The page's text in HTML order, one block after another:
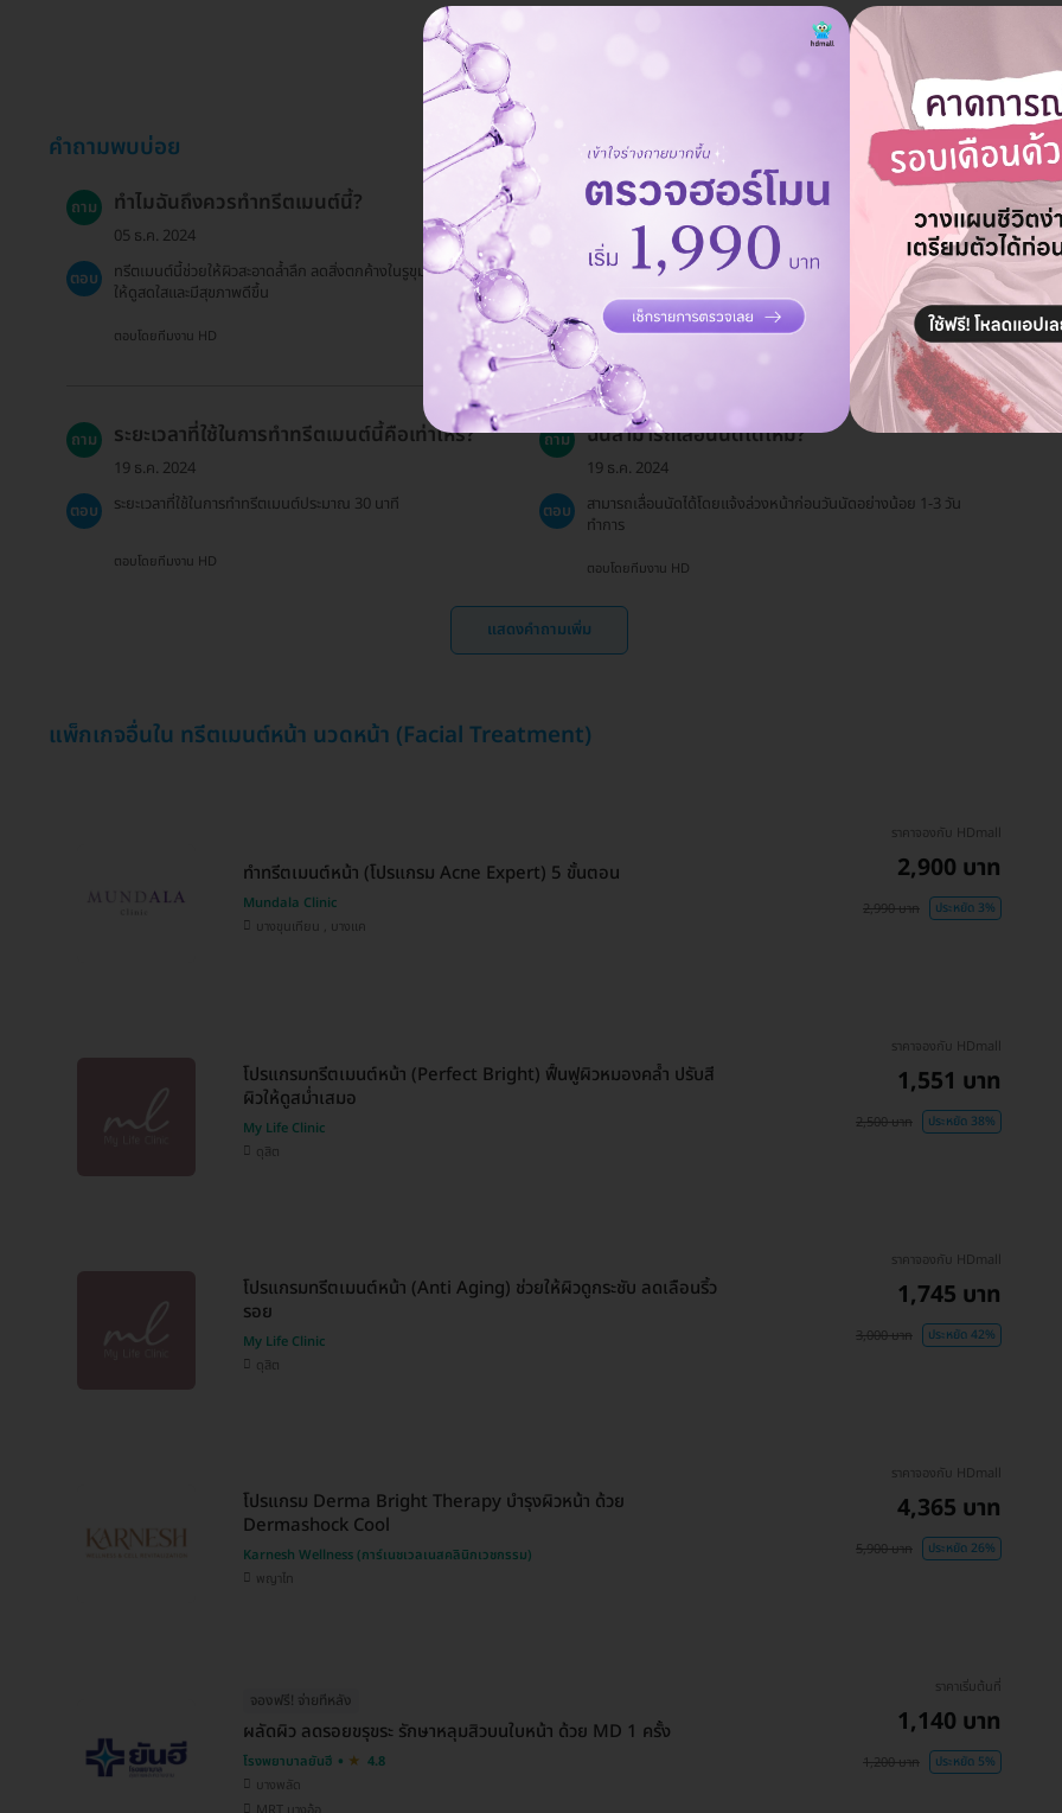
คำถามพบบ่อย
ถาม ทำไมฉันถึงควรทำทรีตเมนต์นี้?
05 ธ.ค. 2024
ตอบ
ทรีตเมนต์นี้ช่วยให้ผิวสะอาดล้ำลึก ลดสิ่งตกค้างในรูขุมขน และฟื้นฟูผิว
ให้ดูสดใสและมีสุขภาพดีขึ้น
ตอบโดยทีมงาน HD
ฉันจะต้องทำกี่ครั้งจึงจะเห็นผลลัพธ์ที่ดีที่สุด?
19 ธ.ค. 2024
ผลลัพธ์ที่ดีที่สุดอาจแตกต่างกันไปในแต่ละบุคคล โดยทั่วไปแนะนำให้ทำ
1 ครั้งทุก 1-2 เดือน
ตอบโดยทีมงาน HD
ถาม ระยะเวลาที่ใช้ในการทำทรีตเมนต์นี้คือเท่าไหร่?
19 ธ.ค. 2024
ตอบ
ระยะเวลาที่ใช้ในการทำทรีตเมนต์ประมาณ 30 นาที
ตอบโดยทีมงาน HD
ถาม ฉันสามารถเลื่อนนัดได้ไหม?
19 ธ.ค. 2024
ตอบ
สามารถเลื่อนนัดได้โดยแจ้งล่วงหน้าก่อนวันนัดอย่างน้อย 1-3 วัน
ทำการ
ตอบโดยทีมงาน HD
แสดงคำถามเพิ่ม
แพ็กเกจอื่นใน ทรีตเมนต์หน้า นวดหน้า (Facial Treatment)
ทำทรีตเมนต์หน้า (โปรแกรม Acne Expert) 5 ขั้นตอน
Mundala Clinic
บางขุนเทียน , บางแค
ราคาจองกับ HDmall
2,900 บาท
2,990 บาท ประหยัด 3%
โปรแกรมทรีตเมนต์หน้า (Perfect Bright) ฟื้นฟูผิวหมองคล้ำ ปรับสี
ผิวให้ดูสม่ำเสมอ
My Life Clinic
ดุสิต
ราคาจองกับ HDmall
1,551 บาท
2,500 บาท ประหยัด 38%
โปรแกรมทรีตเมนต์หน้า (Anti Aging) ช่วยให้ผิวดูกระชับ ลดเลือนริ้ว
รอย
My Life Clinic
ดุสิต
ราคาจองกับ HDmall
1,745 บาท
3,000 บาท ประหยัด 42%
โปรแกรม Derma Bright Therapy บำรุงผิวหน้า ด้วย
Dermashock Cool
Karnesh Wellness (การ์เนชเวลเนสคลินิกเวชกรรม)
พญาไท
ราคาจองกับ HDmall
4,365 บาท
5,900 บาท ประหยัด 26%
จองฟรี! จ่ายทีหลัง
ผลัดผิว ลดรอยขรุขระ รักษาหลุมสิวบนใบหน้า ด้วย MD 1 ครั้ง
โรงพยาบาลยันฮี
4.8
บางพลัด
ราคาเริ่มต้นที่
1,140 บาท
1,200 บาท ประหยัด 5%